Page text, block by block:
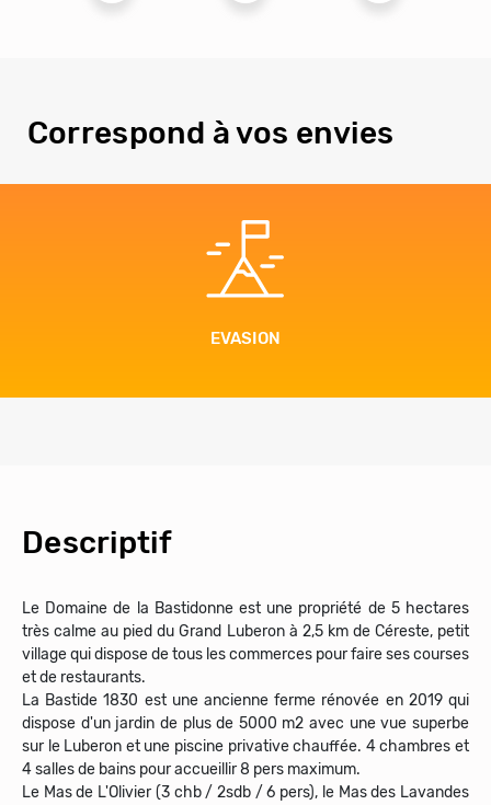
Correspond à vos envies
EVASION
Descriptif
Le Domaine de la Bastidonne est une propriété de 5 hectares
très calme au pied du Grand Luberon à 2,5 km de Céreste, petit
village qui dispose de tous les commerces pour faire ses courses
et de restaurants.
La Bastide 1830 est une ancienne ferme rénovée en 2019 qui
dispose d'un jardin de plus de 5000 m2 avec une vue superbe
sur le Luberon et une piscine privative chauffée. 4 chambres et
4 salles de bains pour accueillir 8 pers maximum.
Le Mas de L'Olivier (3 chb / 2sdb / 6 pers), le Mas des Lavandes